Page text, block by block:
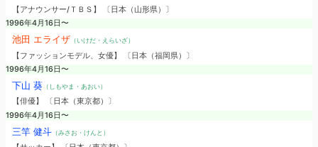
【アナウンサー/ＴＢＳ】 〔日本（山形県）〕
1996年4月16日〜
池田 エライザ （いけだ・えらいざ）
【ファッションモデル、女優】 〔日本（福岡県）〕
1996年4月16日〜
下山 葵 （しもやま・あおい）
【俳優】 〔日本（東京都）〕
1996年4月16日〜
三竿 健斗（みさお・けんと）